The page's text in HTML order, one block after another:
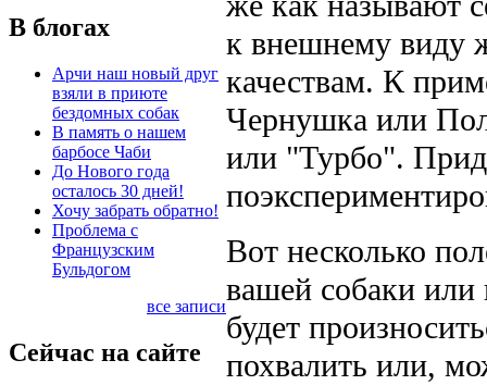
В блогах
Арчи наш новый друг
взяли в приюте
бездомных собак
В память о нашем
барбосе Чаби
До Нового года
осталось 30 дней!
Хочу забрать обратно!
Проблема с
Французским
Бульдогом
все записи
Сейчас на сайте
к внешнему виду
качествам. К
Чернушка или
или "Турбо".
Вот несколько
вашей собаки
будет
похвалить или,